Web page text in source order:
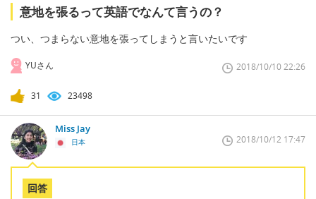
意地を張るって英語でなんて言うの？
つい、つまらない意地を張ってしまうと言いたいです
YUさん 2018/10/10 22:26
31 23498
Miss Jay
日本 2018/10/12 17:47
回答